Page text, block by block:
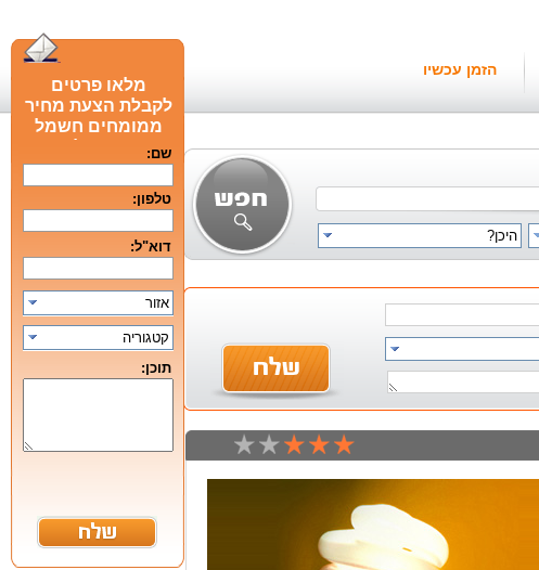
הזמן עכשיו
היכן?
מלאו פרטים
לקבלת הצעת מחיר
ממומחים חשמל
חכם מומלציםשם:
טלפון:
דוא"ל:
אזור
קטגוריה
תוכן: